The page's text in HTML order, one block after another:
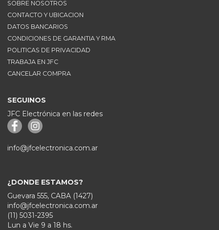
SOBRE NOSOTROS
CONTACTO Y UBICACION
DATOS BANCARIOS
CONDICIONES DE GARANTIA Y RMA
POLITICAS DE PRIVACIDAD
TRABAJA EN JFC
CANCELAR COMPRA
SEGUINOS
JFC Electrónica en las redes
info@jfcelectronica.com.ar
¿DONDE ESTAMOS?
Guevara 555, CABA (1427)
info@jfcelectronica.com.ar
(11) 5031-2395
Lun a Vie 9 a 18 hs.